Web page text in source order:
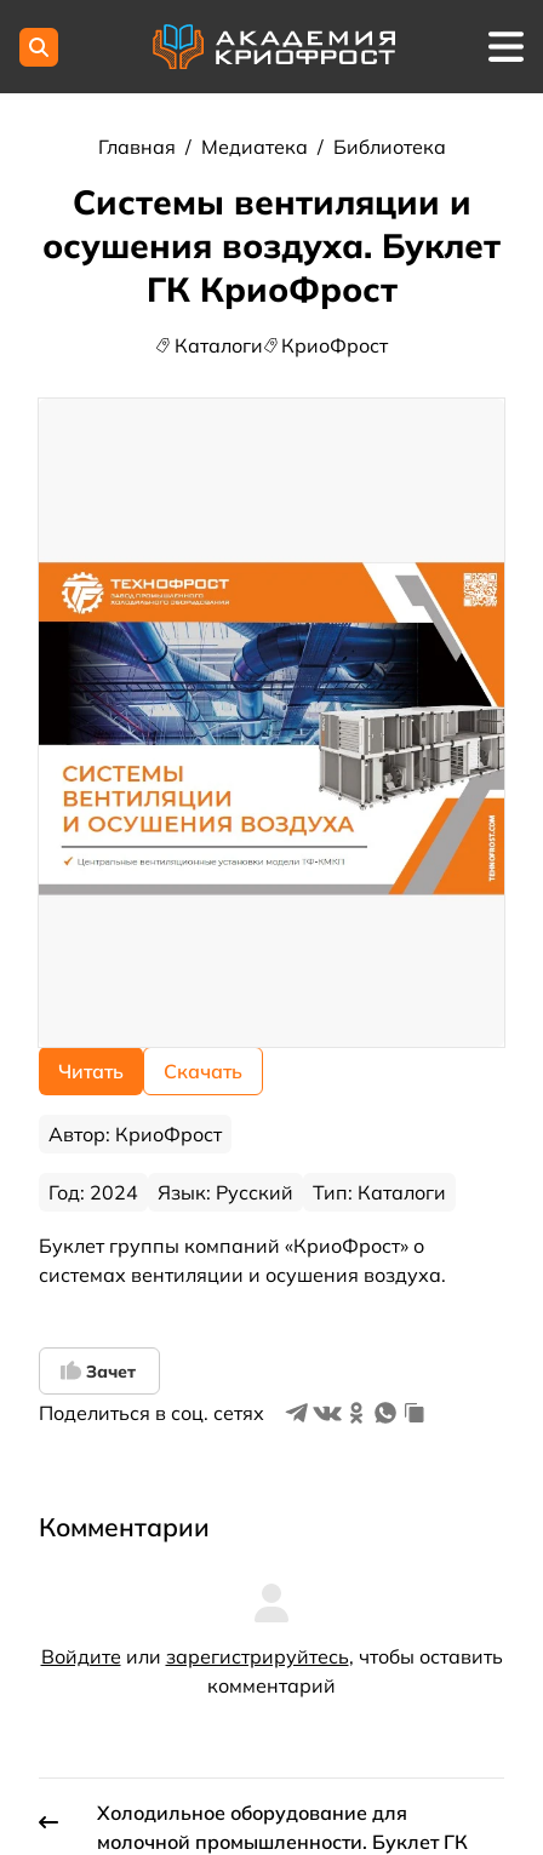
Главная / Медиатека / Библиотека
Системы вентиляции и
осушения воздуха. Буклет
ГК КриоФрост
Каталоги КриоФрост
Читать Скачать
Автор: КриоФрост
Год: 2024 Язык: Русский Тип: Каталоги
Буклет группы компаний «КриоФрост» о
системах вентиляции и осушения воздуха.
Зачет
Поделиться в соц. сетях
Комментарии
Войдите или зарегистрируйтесь, чтобы оставить
комментарий
Холодильное оборудование для
молочной промышленности. Буклет ГК